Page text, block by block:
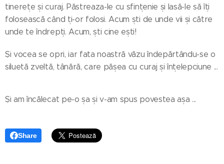
tinerețe și curaj. Păstreaza-le cu sfințenie și lasă-le să îți
folosească când ți-or folosi. Acum ști de unde vii și către
unde te îndrepți. Acum, ști cine ești!
Și vocea se opri, iar fata noastră văzu îndepărtându-se o
siluetă zveltă, tânără, care pășea cu curaj și înțelepciune ...
Și am încălecat pe-o șa și v-am spus povestea așa ...
Share